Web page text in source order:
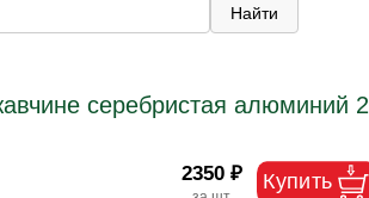
серебристая алюминий 2
2350 ₽